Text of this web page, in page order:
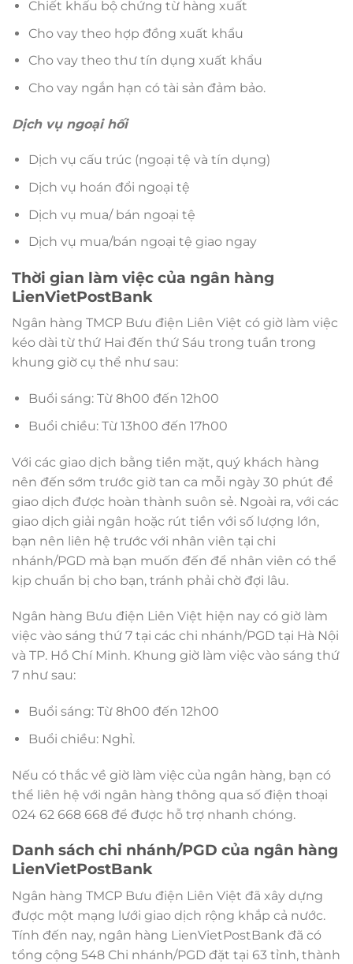
Chiết khấu bộ chứng từ hàng xuất
Cho vay theo hợp đồng xuất khẩu
Cho vay theo thư tín dụng xuất khẩu
Cho vay ngắn hạn có tài sản đảm bảo.
Dịch vụ ngoại hối
Dịch vụ cấu trúc (ngoại tệ và tín dụng)
Dịch vụ hoán đổi ngoại tệ
Dịch vụ mua/ bán ngoại tệ
Dịch vụ mua/bán ngoại tệ giao ngay
Thời gian làm việc của ngân hàng
LienVietPostBank
Ngân hàng TMCP Bưu điện Liên Việt có giờ làm việc
kéo dài từ thứ Hai đến thứ Sáu trong tuần trong
khung giờ cụ thể như sau:
Buổi sáng: Từ 8h00 đến 12h00
Buổi chiều: Từ 13h00 đến 17h00
Với các giao dịch bằng tiền mặt, quý khách hàng
nên đến sớm trước giờ tan ca mỗi ngày 30 phút để
giao dịch được hoàn thành suôn sẻ. Ngoài ra, với các
giao dịch giải ngân hoặc rút tiền với số lượng lớn,
bạn nên liên hệ trước với nhân viên tại chi
nhánh/PGD mà bạn muốn đến để nhân viên có thể
kịp chuẩn bị cho bạn, tránh phải chờ đợi lâu.
Ngân hàng Bưu điện Liên Việt hiện nay có giờ làm
việc vào sáng thứ 7 tại các chi nhánh/PGD tại Hà Nội
và TP. Hồ Chí Minh. Khung giờ làm việc vào sáng thứ
7 như sau:
Buổi sáng: Từ 8h00 đến 12h00
Buổi chiều: Nghỉ.
Nếu có thắc về giờ làm việc của ngân hàng, bạn có
thể liên hệ với ngân hàng thông qua số điện thoại
024 62 668 668 để được hỗ trợ nhanh chóng.
Danh sách chi nhánh/PGD của ngân hàng
LienVietPostBank
Ngân hàng TMCP Bưu điện Liên Việt đã xây dựng
được một mạng lưới giao dịch rộng khắp cả nước.
Tính đến nay, ngân hàng LienVietPostBank đã có
tổng cộng 548 Chi nhánh/PGD đặt tại 63 tỉnh, thành